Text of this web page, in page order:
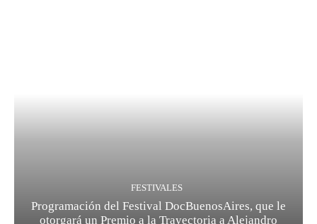
FESTIVALES
Programación del Festival DocBuenosAires, que le
otorgará un Premio a la Trayectoria a Alejandro